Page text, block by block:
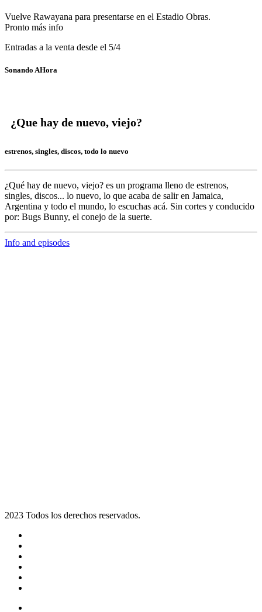
Vuelve Rawayana para presentarse en el Estadio Obras.
Pronto más info
Entradas a la venta desde el 5/4
Sonando AHora
¿Que hay de nuevo, viejo?
estrenos, singles, discos, todo lo nuevo
¿Qué hay de nuevo, viejo? es un programa lleno de estrenos,
singles, discos... lo nuevo, lo que acaba de salir en Jamaica,
Argentina y todo el mundo, lo escuchas acá. Sin cortes y conducido
por: Bugs Bunny, el conejo de la suerte.
Info and episodes
2023 Todos los derechos reservados.